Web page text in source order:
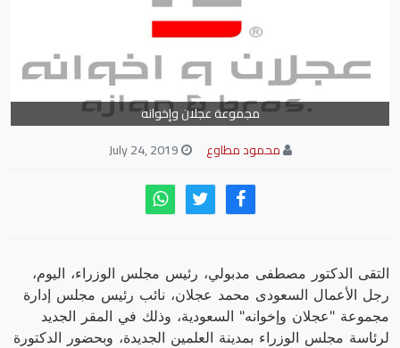
مجموعة عجلان وإخوانه
محمود مطاوع
التقى الدكتور مصطفى مدبولي، رئيس مجلس الوزراء، اليوم،
رجل الأعمال السعودى محمد عجلان، نائب رئيس مجلس إدارة
مجموعة "عجلان وإخوانه" السعودية، وذلك في المقر الجديد
لرئاسة مجلس الوزراء بمدينة العلمين الجديدة، وبحضور الدكتورة